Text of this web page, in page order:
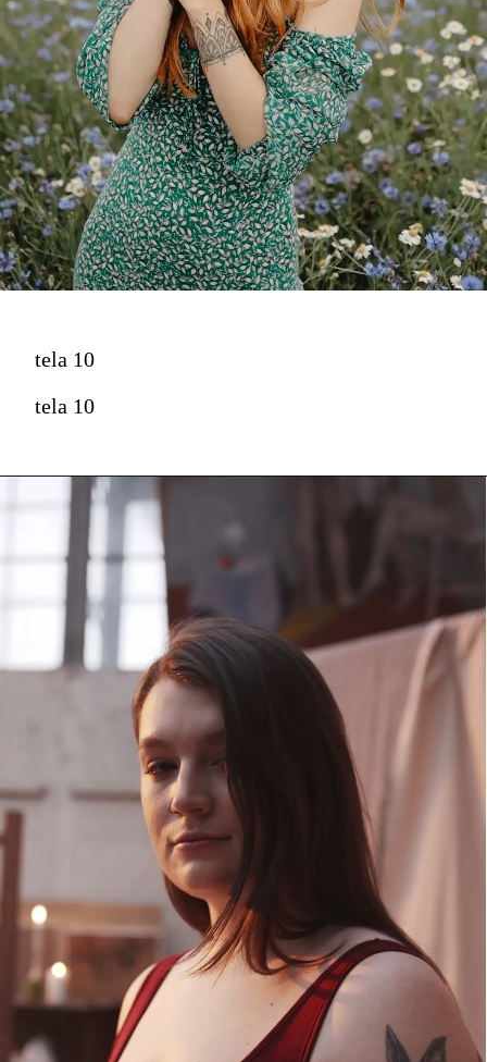
tela 10
tela 10